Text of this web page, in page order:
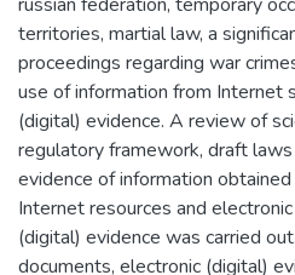
territories, martial law, a
proceedings regarding war
use of information from Internet
(digital) evidence. A review of
regulatory framework, draft laws
evidence of information
Internet resources and
(digital) evidence was carried
documents, electronic (digital)